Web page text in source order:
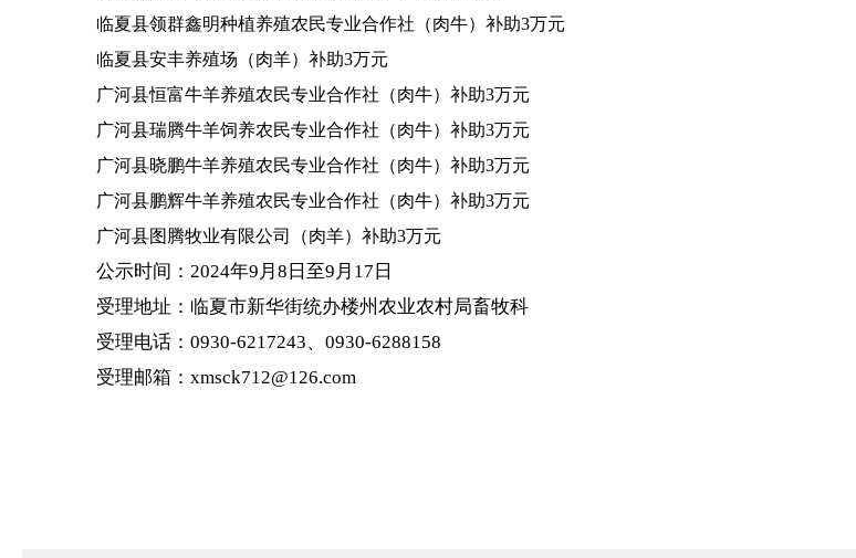
临夏县领群鑫明种植养殖农民专业合作社（肉牛） 补助3万元
临夏县安丰养殖场（肉羊）补助3万元
广河县恒富牛羊养殖农民专业合作社（肉牛）补助3万元
广河县瑞腾牛羊饲养农民专业合作社（肉牛）补助3万元
广河县晓鹏牛羊养殖农民专业合作社（肉牛）补助3万元
广河县鹏辉牛羊养殖农民专业合作社（肉牛）补助3万元
广河县图腾牧业有限公司（肉羊）补助3万元
公示时间：2024年9月8日至9月17日
受理地址：临夏市新华街统办楼州农业农村局畜牧科
受理电话：0930-6217243、0930-6288158
受理邮箱：xmsck712@126.com